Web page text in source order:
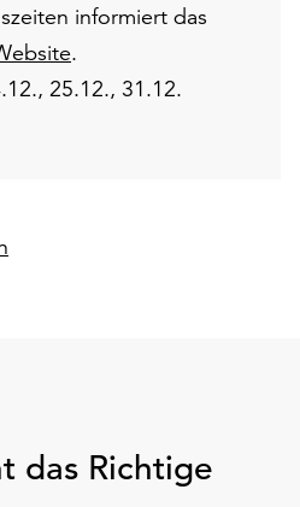
informiert das
.
25.12., 31.12.
das Richtige